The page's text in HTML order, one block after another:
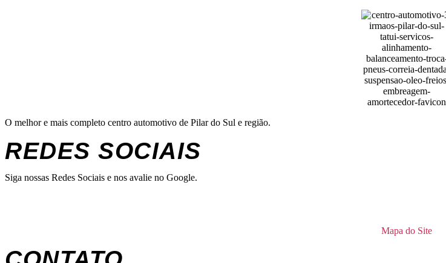
O melhor e mais completo centro automotivo de Pilar do Sul e região.
REDES SOCIAIS
Siga nossas Redes Sociais e nos avalie no Google.
Mapa do Site